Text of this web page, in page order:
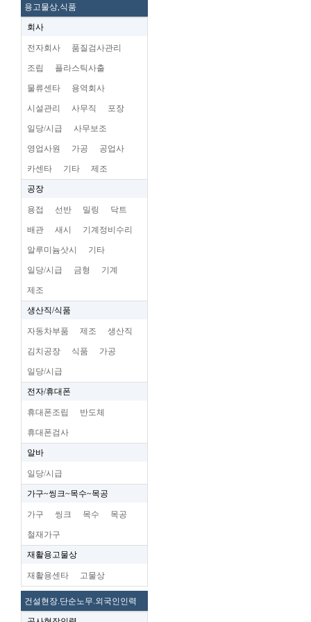
용고물상,식품
회사
전자회사 품질검사관리
조립 플라스틱사출
물류센타 용역회사
시설관리 사무직 포장
일당/시급 사무보조
영업사원 가공 공업사
카센타 기타 제조
공장
용접 선반 밀링 닥트
배관 새시 기계정비수리
알루미늄삿시 기타
일당/시급 금형 기계
제조
생산직/식품
자동차부품 제조 생산직
김치공장 식품 가공
일당/시급
전자/휴대폰
휴대폰조립 반도체
휴대폰검사
알바
일당/시급
가구~씽크~목수~목공
가구 씽크 목수 목공
철재가구
재활용고물상
재활용센타 고물상
건설현장.단순노무.외국인인력